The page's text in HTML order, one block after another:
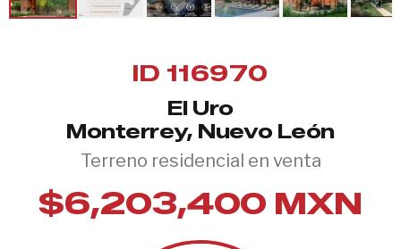
ID 116970
El Uro
Monterrey, Nuevo León
Terreno residencial en venta
$6,203,400 MXN